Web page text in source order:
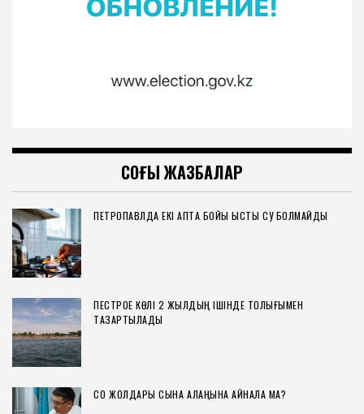
СОҢҒЫ ЖАЗБАЛАР
ПЕТРОПАВЛДА ЕКІ АПТА БОЙЫ ЫСТЫҚ СУ БОЛМАЙДЫ
ПЕСТРОЕ КӨЛІ 2 ЖЫЛДЫҢ ІШІНДЕ ТОЛЫҒЫМЕН
ТАЗАРТЫЛАДЫ
СҚО ЖОЛДАРЫ СЫНАҚ АЛАҢЫНА АЙНАЛА МА?